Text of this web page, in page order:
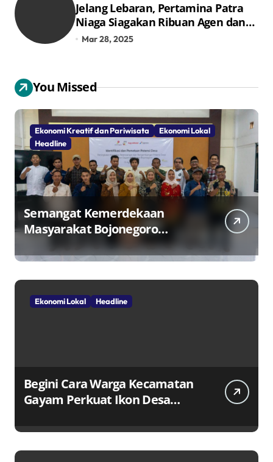
Jelang Lebaran, Pertamina Patra
Niaga Siagakan Ribuan Agen dan
Pangkalan LPG 3 Kg
Mar 28, 2025
You Missed
Ekonomi Kreatif dan Pariwisata
Ekonomi Lokal
Headline
Semangat Kemerdekaan
Masyarakat Bojonegoro
Bangun Desa Mandiri Ekonomi
Ekonomi Lokal Headline
Begini Cara Warga Kecamatan
Gayam Perkuat Ikon Desa
Melalui TPID